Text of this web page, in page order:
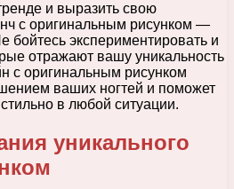
и выразить свою
с оригинальным рисунком —
бойтесь экспериментировать и
отражают вашу уникальность
с оригинальным рисунком
ваших ногтей и поможет
в любой ситуации.
уникального